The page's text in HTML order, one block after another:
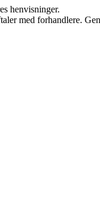
henvisninger.
med forhandlere.